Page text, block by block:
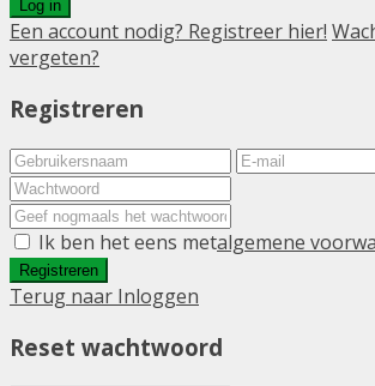
Log in
Een account nodig? Registreer hier!
vergeten?
Registreren
Ik ben het eens metalgemene
Registreren
Terug naar Inloggen
Reset wachtwoord